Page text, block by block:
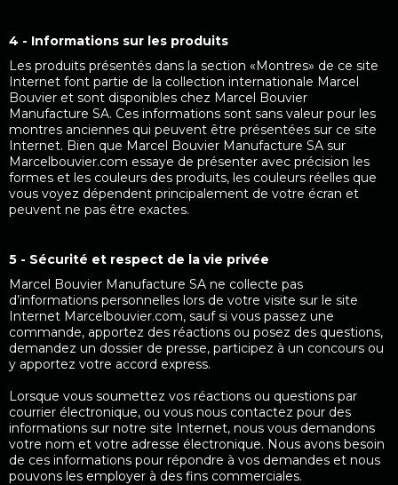
4 - Informations sur les produits
Les produits présentés dans la section «Montres» de ce site
Internet font partie de la collection internationale Marcel
Bouvier et sont disponibles chez Marcel Bouvier
Manufacture SA. Ces informations sont sans valeur pour les
montres anciennes qui peuvent être présentées sur ce site
Internet. Bien que Marcel Bouvier Manufacture SA sur
Marcelbouvier.com essaye de présenter avec précision les
formes et les couleurs des produits, les couleurs réelles que
vous voyez dépendent principalement de votre écran et
peuvent ne pas être exactes.
5 - Sécurité et respect de la vie privée
Marcel Bouvier Manufacture SA ne collecte pas
d’informations personnelles lors de votre visite sur le site
Internet Marcelbouvier.com, sauf si vous passez une
commande, apportez des réactions ou posez des questions,
demandez un dossier de presse, participez à un concours ou
y apportez votre accord express.
Lorsque vous soumettez vos réactions ou questions par
courrier électronique, ou vous nous contactez pour des
informations sur notre site Internet, nous vous demandons
votre nom et votre adresse électronique. Nous avons besoin
de ces informations pour répondre à vos demandes et nous
pouvons les employer à des fins commerciales.